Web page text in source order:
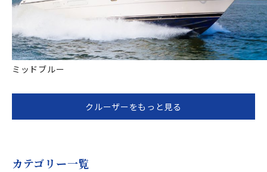
ミッドブルー
クルーザーをもっと見る
カテゴリー一覧